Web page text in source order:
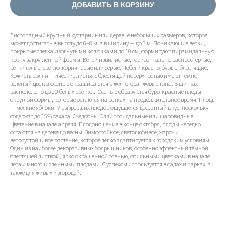
ДОБАВИТЬ В КОРЗИНУ
Листопадный крупный кустарник или деревце небольших размеров, которое
может достигать в высоту до 6–8 м, а в ширину — до 3 м. Поникающие ветки,
покрытые слегка изогнутыми колючками до 10 см, формируют пирамидальную
крону закругленной формы. Ветви извилистые, горизонтально распростёртые;
ветки голые, светло-коричневые или серые. Побеги красно-бурые, блестящие.
Кожистые эллиптические листья с блестящей поверхностью имеют темно-
зеленый цвет, а осенью окрашиваются в желто-оранжевые тона. В щитках
расположено до 20 белых цветков. Осенью образуются буро-красные плоды
округлой формы, которые остаются на ветках на продолжительное время. Плоды
— мелкие яблоки. У вызревших плодов ощущается десертный вкус, поскольку
содержат до 15% сахара. Съедобны. Эллипсоидальные или шаровидные.
Цветение в начале апреля. Плодоношение в конце октября, плоды нередко
остаются на дереве до весны. Зимостойкое, светолюбивое, жаро- и
ветроустойчивое растение, которое легко адаптируется к городским условиям.
Один из наиболее декоративных боярышников, особенно эффектный тёмной
блестящей листвой, ярко окрашенной осенью, обильными цветками в начале
лета и многочисленными плодами. С успехом используется в садах и парках, а
также для живых изгородей.